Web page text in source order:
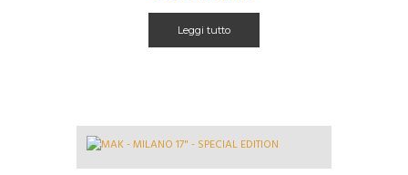
Leggi tutto